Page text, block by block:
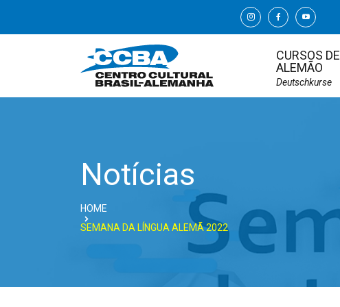
CURSOS DE
ALEMÃO
Deutschkurse
Notícias
HOME
SEMANA DA LÍNGUA ALEMÃ 2022